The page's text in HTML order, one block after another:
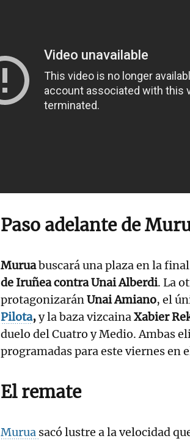
Paso adelante de
Muruabuscará una plaza en la
de Iruñea contra Unai Alberdi. La
protagonizaránUnai Amiano, el
Pilota,y la baza vizcainaXabier
duelo del Cuatro y Medio. Ambas
programadas para este viernes en
El remate
Murua sacó lustre a la velocidad